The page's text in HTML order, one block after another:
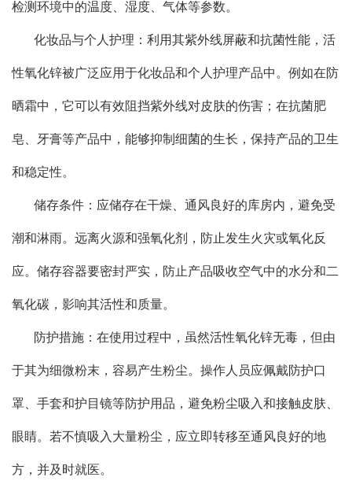
检测环境中的温度、湿度、气体等参数。
化妆品与个人护理：利用其紫外线屏蔽和抗菌性能，活
性氧化锌被广泛应用于化妆品和个人护理产品中。例如在防
晒霜中，它可以有效阻挡紫外线对皮肤的伤害；在抗菌肥
皂、牙膏等产品中，能够抑制细菌的生长，保持产品的卫生
和稳定性。
储存条件：应储存在干燥、通风良好的库房内，避免受
潮和淋雨。远离火源和强氧化剂，防止发生火灾或氧化反
应。储存容器要密封严实，防止产品吸收空气中的水分和二
氧化碳，影响其活性和质量。
防护措施：在使用过程中，虽然活性氧化锌无毒，但由
于其为细微粉末，容易产生粉尘。操作人员应佩戴防护口
罩、手套和护目镜等防护用品，避免粉尘吸入和接触皮肤、
眼睛。若不慎吸入大量粉尘，应立即转移至通风良好的地
方，并及时就医。